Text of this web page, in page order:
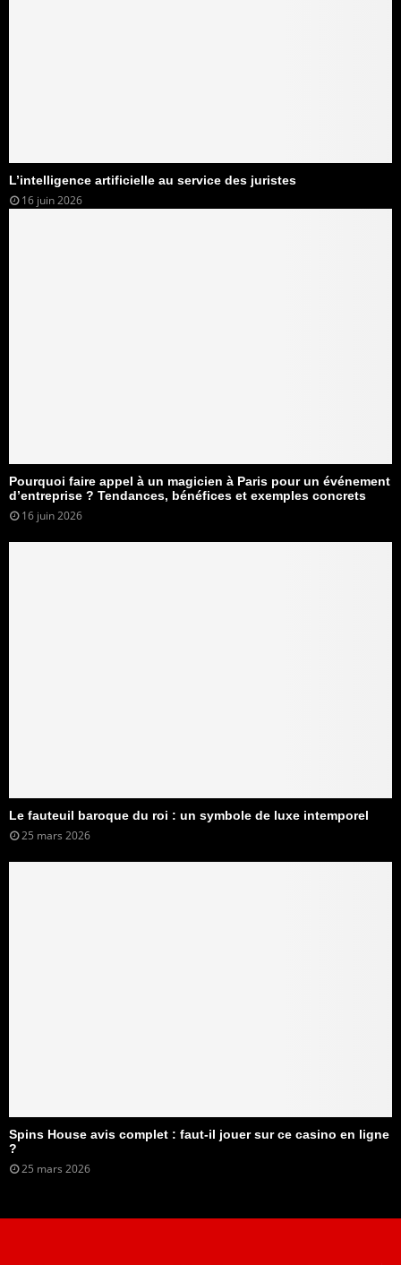
L’intelligence artificielle au service des juristes
16 juin 2026
Pourquoi faire appel à un magicien à Paris pour un événement
d’entreprise ? Tendances, bénéfices et exemples concrets
16 juin 2026
Le fauteuil baroque du roi : un symbole de luxe intemporel
25 mars 2026
Spins House avis complet : faut-il jouer sur ce casino en ligne
?
25 mars 2026